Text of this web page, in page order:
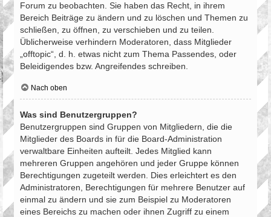
Forum zu beobachten. Sie haben das Recht, in ihrem
Bereich Beiträge zu ändern und zu löschen und Themen zu
schließen, zu öffnen, zu verschieben und zu teilen.
Üblicherweise verhindern Moderatoren, dass Mitglieder
„offtopic“, d. h. etwas nicht zum Thema Passendes, oder
Beleidigendes bzw. Angreifendes schreiben.
Nach oben
Was sind Benutzergruppen?
Benutzergruppen sind Gruppen von Mitgliedern, die die
Mitglieder des Boards in für die Board-Administration
verwaltbare Einheiten aufteilt. Jedes Mitglied kann
mehreren Gruppen angehören und jeder Gruppe können
Berechtigungen zugeteilt werden. Dies erleichtert es den
Administratoren, Berechtigungen für mehrere Benutzer auf
einmal zu ändern und sie zum Beispiel zu Moderatoren
eines Bereichs zu machen oder ihnen Zugriff zu einem